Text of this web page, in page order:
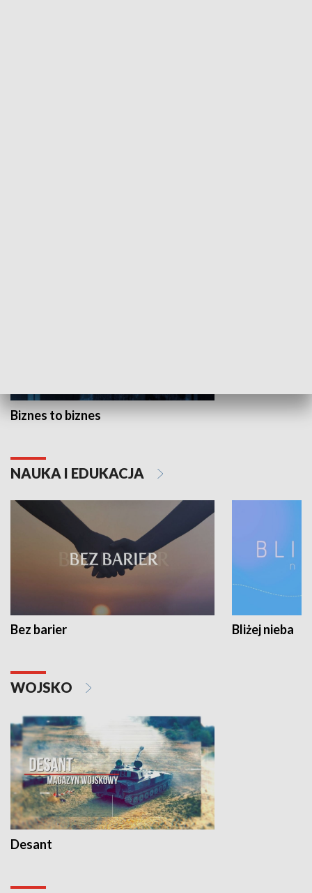
Biznes to biznes
NAUKA I EDUKACJA
Bez barier Bliżej nieba
WOJSKO
Desant